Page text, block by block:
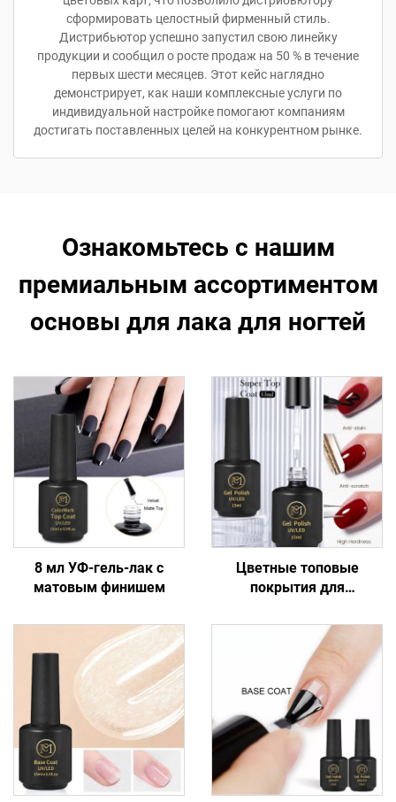
сформировать целостный фирменный стиль.
Дистрибьютор успешно запустил свою линейку
продукции и сообщил о росте продаж на 50 % в течение
первых шести месяцев. Этот кейс наглядно
демонстрирует, как наши комплексные услуги по
индивидуальной настройке помогают компаниям
достигать поставленных целей на конкурентном рынке.
Ознакомьтесь с нашим
премиальным ассортиментом
основы для лака для ногтей
8 мл УФ-гель-лак с
матовым финишем
Цветные топовые
покрытия для